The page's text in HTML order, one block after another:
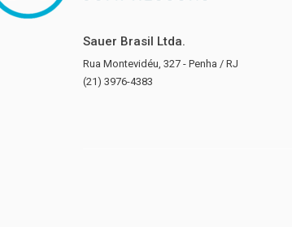
Sauer Brasil Ltda.
Rua Montevidéu, 327 - Penha / RJ
(21) 3976-4383